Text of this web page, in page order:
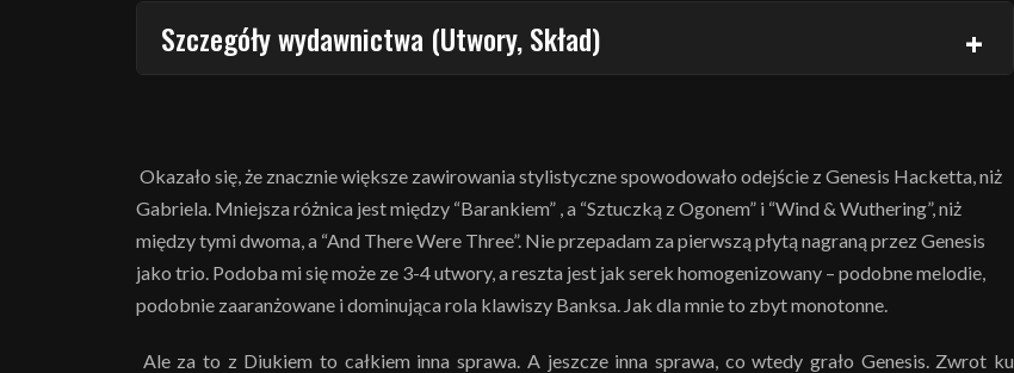
Szczegóły wydawnictwa (Utwory, Skład)
Okazało się, że znacznie większe zawirowania stylistyczne spowodowało odejście z Genesis Hacketta, niż
Gabriela. Mniejsza różnica jest między “Barankiem” , a “Sztuczką z Ogonem” i “Wind & Wuthering”, niż
między tymi dwoma, a “And There Were Three”. Nie przepadam za pierwszą płytą nagraną przez Genesis
jako trio. Podoba mi się może ze 3-4 utwory, a reszta jest jak serek homogenizowany – podobne melodie,
podobnie zaaranżowane i dominująca rola klawiszy Banksa. Jak dla mnie to zbyt monotonne.
Ale za to z Diukiem to całkiem inna sprawa. A jeszcze inna sprawa, co wtedy grało Genesis. Zwrot ku